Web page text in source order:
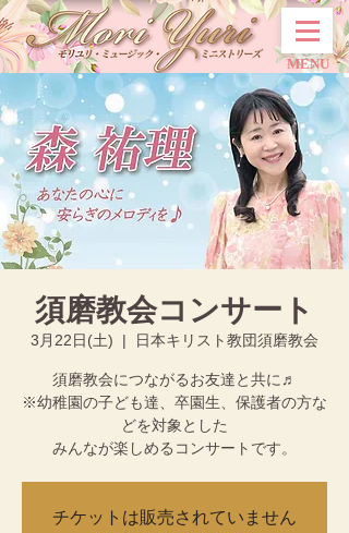
MENU
須磨教会コンサート
3月22日(土)
  |
日本キリスト教団須磨教会
須磨教会につながるお友達と共に♬
※幼稚園の子ども達、卒園生、保護者の方な
どを対象とした
みんなが楽しめるコンサートです。
チケットは販売されていません